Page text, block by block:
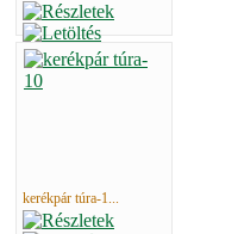
kerékpár túra-1...